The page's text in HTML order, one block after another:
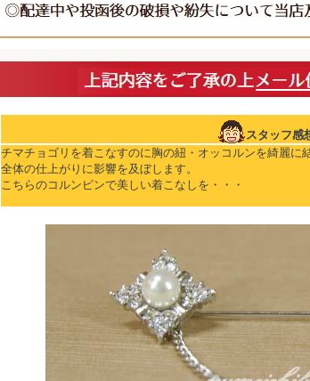
スタッフ感
チマチョゴリを着こなすのに胸の紐・オッコルンを綺麗に
全体の仕上がりに影響を及ぼします。
こちらのコルンピンで美しい着こなしを・・・